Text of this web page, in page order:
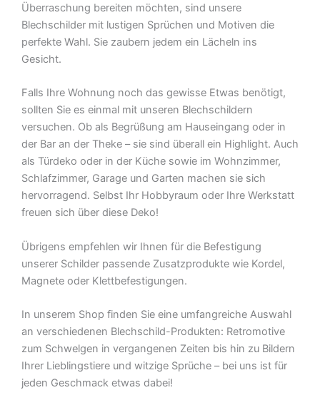
Überraschung bereiten möchten, sind unsere
Blechschilder mit lustigen Sprüchen und Motiven die
perfekte Wahl. Sie zaubern jedem ein Lächeln ins
Gesicht.
Falls Ihre Wohnung noch das gewisse Etwas benötigt,
sollten Sie es einmal mit unseren Blechschildern
versuchen. Ob als Begrüßung am Hauseingang oder in
der Bar an der Theke – sie sind überall ein Highlight. Auch
als Türdeko oder in der Küche sowie im Wohnzimmer,
Schlafzimmer, Garage und Garten machen sie sich
hervorragend. Selbst Ihr Hobbyraum oder Ihre Werkstatt
freuen sich über diese Deko!
Übrigens empfehlen wir Ihnen für die Befestigung
unserer Schilder passende Zusatzprodukte wie Kordel,
Magnete oder Klettbefestigungen.
In unserem Shop finden Sie eine umfangreiche Auswahl
an verschiedenen Blechschild-Produkten: Retromotive
zum Schwelgen in vergangenen Zeiten bis hin zu Bildern
Ihrer Lieblingstiere und witzige Sprüche – bei uns ist für
jeden Geschmack etwas dabei!